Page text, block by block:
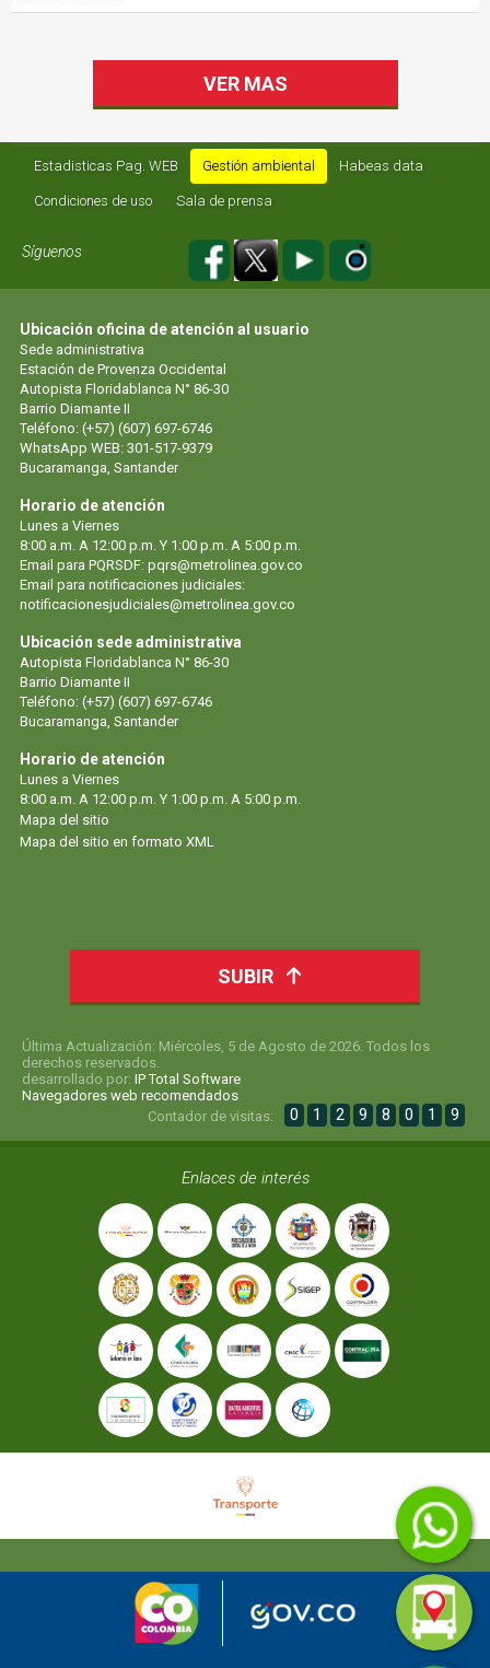
VER MAS
Estadisticas Pag. WEB Gestión ambiental Habeas data
Condiciones de uso Sala de prensa
Síguenos
Ubicación oficina de atención al usuario
Sede administrativa
Estación de Provenza Occidental
Autopista Floridablanca N° 86-30
Barrio Diamante II
Teléfono: (+57) (607) 697-6746
WhatsApp WEB: 301-517-9379
Bucaramanga, Santander
Horario de atención
Lunes a Viernes
8:00 a.m. A 12:00 p.m. Y 1:00 p.m. A 5:00 p.m.
Email para PQRSDF: pqrs@metrolinea.gov.co
Email para notificaciones judiciales:
notificacionesjudiciales@metrolinea.gov.co
Ubicación sede administrativa
Autopista Floridablanca N° 86-30
Barrio Diamante II
Teléfono: (+57) (607) 697-6746
Bucaramanga, Santander
Horario de atención
Lunes a Viernes
8:00 a.m. A 12:00 p.m. Y 1:00 p.m. A 5:00 p.m.
Mapa del sitio
Mapa del sitio en formato XML
SUBIR
Última Actualización: Miércoles, 5 de Agosto de 2026. Todos los
derechos reservados.
desarrollado por: IP Total Software
Navegadores web recomendados
Contador de visitas:
0 1 2 9 8 0 1 9
Enlaces de interés